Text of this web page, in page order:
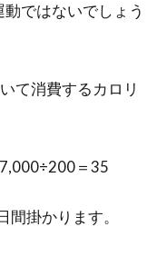
本当に安い・安心？
。料金も一律でわかりやす
ではないでしょう
て消費するカロリ
＝35
掛かります。